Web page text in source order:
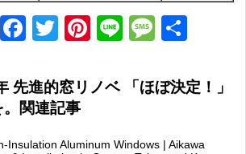
Facebook
TwitterPinterest
Line
先進的窓リノベ 「ほぼ決定！」
関連記事
Insulation Aluminum Windows | Aikawa